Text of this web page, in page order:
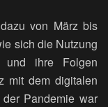
von März bis
sich die Nutzung
und ihre Folgen
mit dem digitalen
Pandemie war